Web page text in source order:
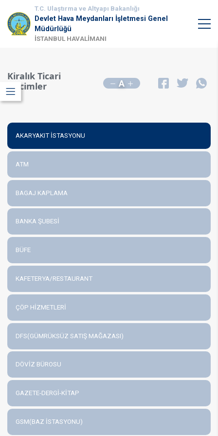
T.C. Ulaştırma ve Altyapı Bakanlığı
Devlet Hava Meydanları İşletmesi Genel
Müdürlüğü
İSTANBUL HAVALİMANI
Kiralık Ticari
Hacimler
A
AKARYAKIT İSTASYONU
ATM
BAGAJ KAPLAMA
BANKA ŞUBESİ
BÜFE
KAFETERYA/RESTAURANT
ÇÖP HİZMETLERİ
DFS(GÜMRÜKSÜZ SATIŞ MAĞAZASI)
DÖVİZ BÜROSU
GAZETE-DERGİ-KİTAP
GSM(BAZ İSTASYONU)